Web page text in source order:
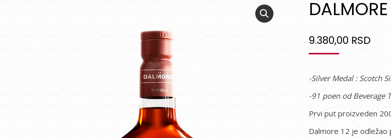
9.380,00 RSD
-Silver Medal : Scotch
-91 poen od Beverage
Prvi put proizveden
Dalmore 12 je